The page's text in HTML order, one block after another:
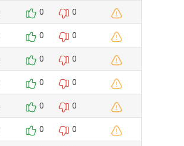
0 0
0 0
0 0
0 0
0 0
0 0